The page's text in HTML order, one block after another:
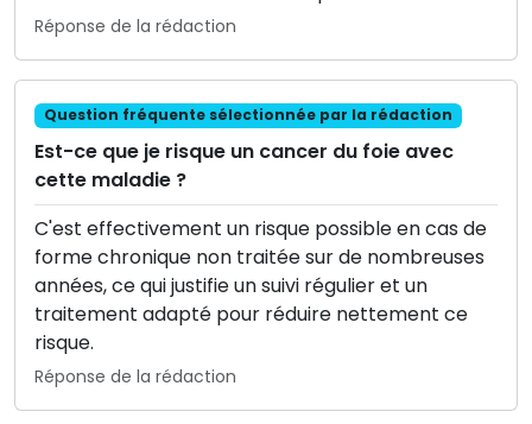
Réponse de la rédaction
Question fréquente sélectionnée par la rédaction
Est-ce que je risque un cancer du foie avec
cette maladie ?
C'est effectivement un risque possible en cas de
forme chronique non traitée sur de nombreuses
années, ce qui justifie un suivi régulier et un
traitement adapté pour réduire nettement ce
risque.
Réponse de la rédaction